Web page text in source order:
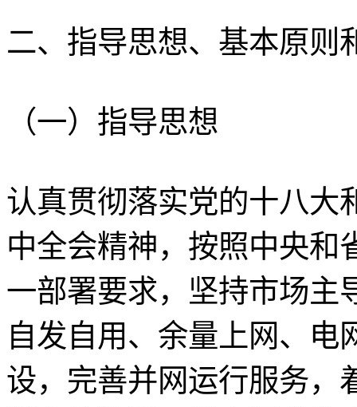
二、指导思想、基本原则
（一）指导思想
认真贯彻落实党的十八大
中全会精神，按照中央和
一部署要求，坚持市场主
自发自用、余量上网、电
设，完善并网运行服务，